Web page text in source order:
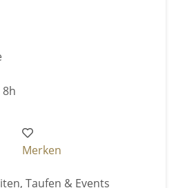
Merken
Taufen & Events